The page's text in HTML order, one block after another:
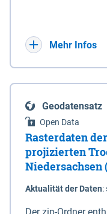
Eigenschaft eines
die Deichbehörde
sowie Status der
laufendenMehr Infos
Geodatensatz
Open Data
Rasterdaten
projizierten
Niedersachsen
Aktualität der Daten: